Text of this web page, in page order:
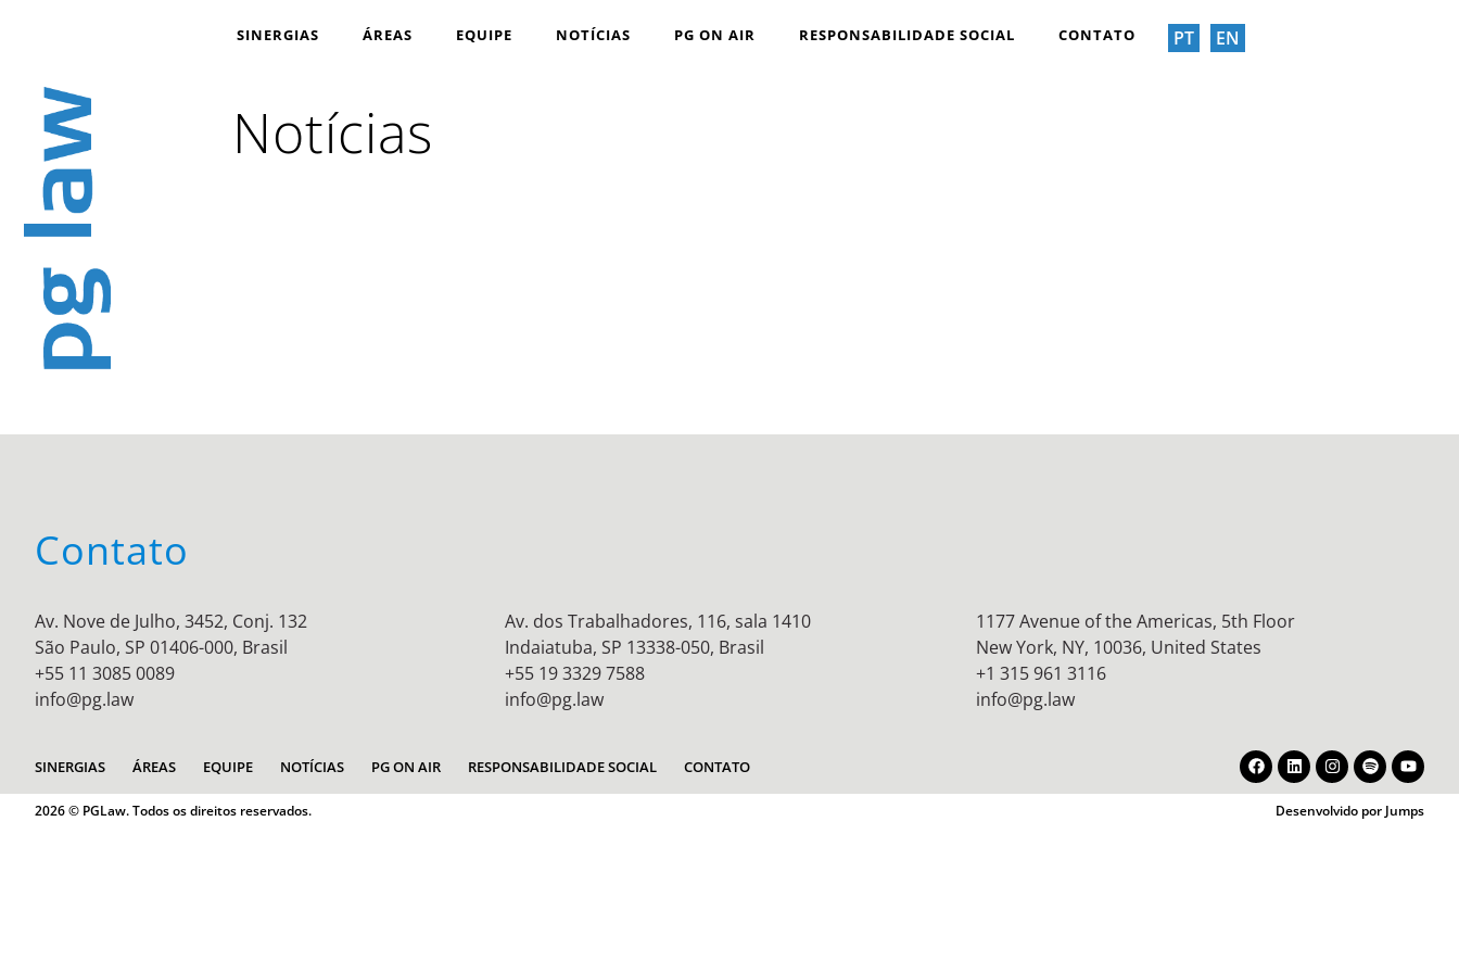
SINERGIAS ÁREAS EQUIPE NOTÍCIAS PG ON AIR RESPONSABILIDADE SOCIAL CONTATO PT EN
Notícias
Contato
Av. Nove de Julho, 3452, Conj. 132
São Paulo, SP 01406-000, Brasil
+55 11 3085 0089
info@pg.law
Av. dos Trabalhadores, 116, sala 1410
Indaiatuba, SP 13338-050, Brasil
+55 19 3329 7588
info@pg.law
1177 Avenue of the Americas, 5th Floor
New York, NY, 10036, United States
+1 315 961 3116
info@pg.law
SINERGIAS ÁREAS EQUIPE NOTÍCIAS PG ON AIR RESPONSABILIDADE SOCIAL CONTATO
2026 © PGLaw. Todos os direitos reservados. Desenvolvido por Jumps